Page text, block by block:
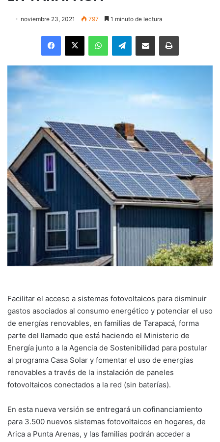
noviembre 23, 2021 797 1 minuto de lectura
Facebook
X WhatsAppTelegramEnviar vía email Imprimir
Facilitar el acceso a sistemas fotovoltaicos para disminuir
gastos asociados al consumo energético y potenciar el uso
de energías renovables, en familias de Tarapacá, forma
parte del llamado que está haciendo el Ministerio de
Energía junto a la Agencia de Sostenibilidad para postular
al programa Casa Solar y fomentar el uso de energías
renovables a través de la instalación de paneles
fotovoltaicos conectados a la red (sin baterías).
En esta nueva versión se entregará un cofinanciamiento
para 3.500 nuevos sistemas fotovoltaicos en hogares, de
Arica a Punta Arenas, y las familias podrán acceder a